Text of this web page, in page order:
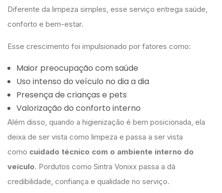
Diferente da limpeza simples, esse serviço entrega saúde,
conforto e bem-estar.
Esse crescimento foi impulsionado por fatores como:
Maior preocupação com saúde
Uso intenso do veículo no dia a dia
Presença de crianças e pets
Valorização do conforto interno
Além disso, quando a higienização é bem posicionada, ela
deixa de ser vista como limpeza e passa a ser vista
como cuidado técnico com o ambiente interno do
veículo. Pordutos como Sintra Vonixx passa a dá
credibilidade, confiança e qualidade no serviço.